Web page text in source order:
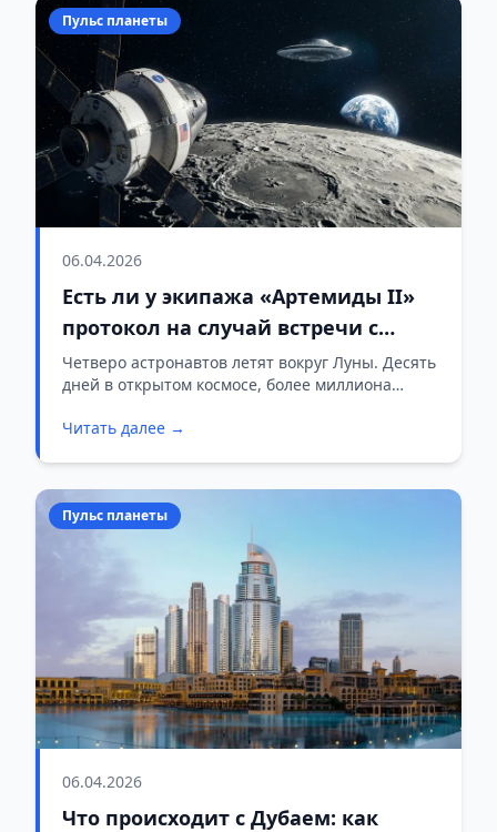
Пульс планеты
06.04.2026
Есть ли у экипажа «Артемиды II»
протокол на случай встречи с
другой цивилизацией?
Четверо астронавтов летят вокруг Луны. Десять
дней в открытом космосе, более миллиона
эфире на весь мир. НАСА подробно расписало
документах не затронут: что делать экипажу,
если он встретит представителей другой
Читать далее →
Пульс планеты
06.04.2026
Что происходит с Дубаем: как